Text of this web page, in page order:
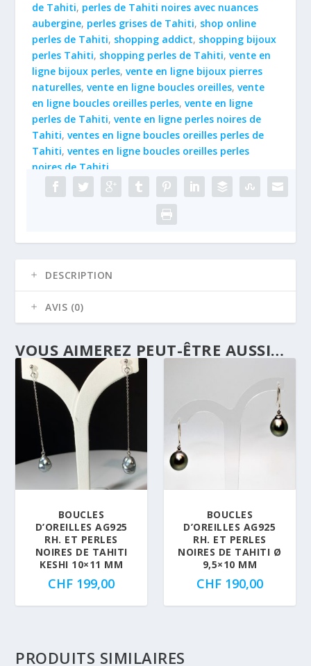
RD
8.5x9
mm
de Tahiti, perles de Tahiti noires avec nuances
aubergine, perles grises de Tahiti, shop online
perles de Tahiti, shopping addict, shopping bijoux
perles Tahiti, shopping perles de Tahiti,vente en
ligne bijoux perles,vente en ligne bijoux pierres
naturelles,vente en ligne boucles oreilles,vente
en ligne boucles oreilles perles,vente en ligne
perles de Tahiti,vente en ligne perles noires de
Tahiti,ventes en ligne boucles oreilles perles de
Tahiti,ventes en ligne boucles oreilles perles
noires de Tahiti
DESCRIPTION
AVIS (0)
VOUS AIMEREZ PEUT-ÊTRE AUSSI…
BOUCLES
D’OREILLES AG925
RH. ET PERLES
NOIRES DE TAHITI
KESHI 10×11 MM
CHF 199,00
BOUCLES
D’OREILLES AG925
RH. ET PERLES
NOIRES DE TAHITI Ø
9,5×10 MM
CHF190,00
PRODUITS SIMILAIRES